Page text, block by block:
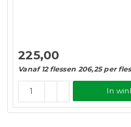
225,00
Vanaf 12 flessen 206,25 per fles
In